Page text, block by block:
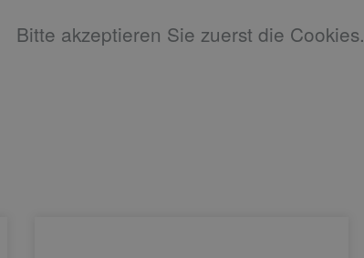
Bitte akzeptieren Sie zuerst die Cookies.